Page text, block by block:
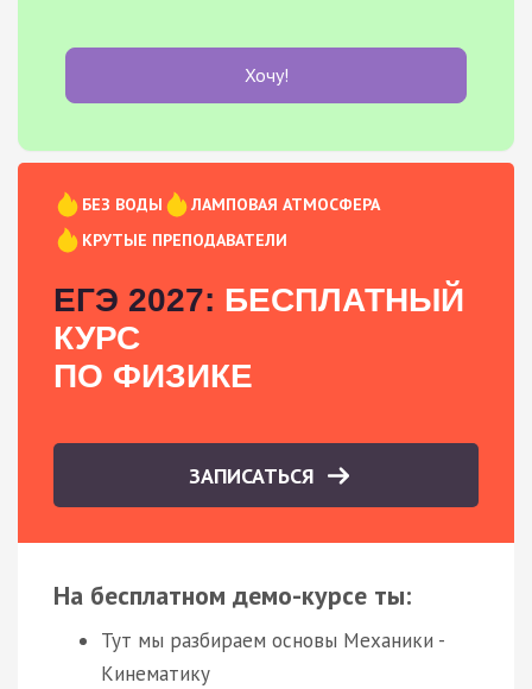
Хочу!
БЕЗ ВОДЫ
ЛАМПОВАЯ АТМОСФЕРА
КРУТЫЕ ПРЕПОДАВАТЕЛИ
ЕГЭ 2027: БЕСПЛАТНЫЙ
КУРС
ПО ФИЗИКЕ
ЗАПИСАТЬСЯ
На бесплатном демо-курсе ты:
Тут мы разбираем основы Механики -
Кинематику